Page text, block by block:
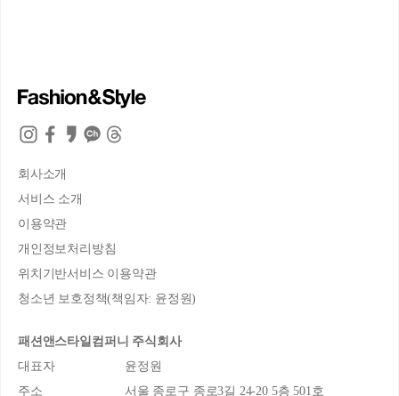
회사소개
서비스 소개
이용약관
개인정보처리방침
위치기반서비스 이용약관
청소년 보호정책(책임자: 윤정원)
패션앤스타일컴퍼니 주식회사
대표자
윤정원
주소
서울 종로구 종로3길 24-20 5층 501호